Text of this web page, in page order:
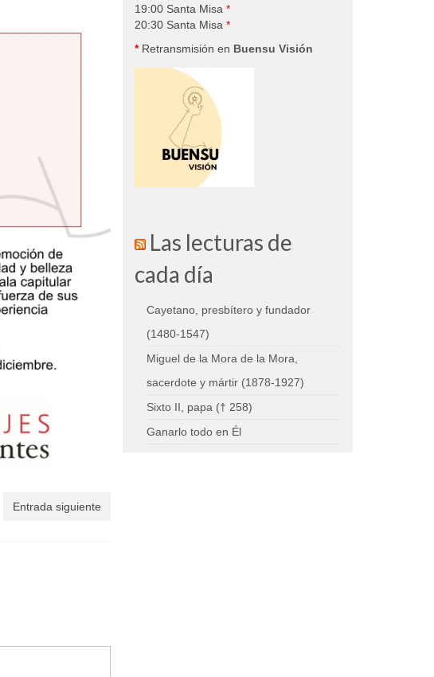
Entrada siguiente
19:00 Santa Misa*
20:30 Santa Misa*
*Retransmisión en Buensu Visión
Las lecturas de
cada día
Cayetano, presbítero y fundador
(1480-1547)
Miguel de la Mora de la Mora,
sacerdote y mártir (1878-1927)
Sixto II, papa († 258)
Ganarlo todo en Él